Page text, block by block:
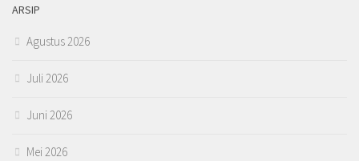
ARSIP
Agustus 2026
Juli 2026
Juni 2026
Mei 2026